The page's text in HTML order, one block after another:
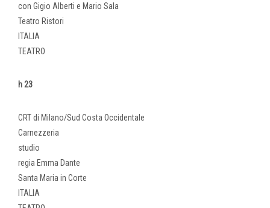
con Gigio Alberti e Mario Sala
Teatro Ristori
ITALIA
TEATRO
h 23
CRT di Milano/Sud Costa Occidentale
Carnezzeria
studio
regia Emma Dante
Santa Maria in Corte
ITALIA